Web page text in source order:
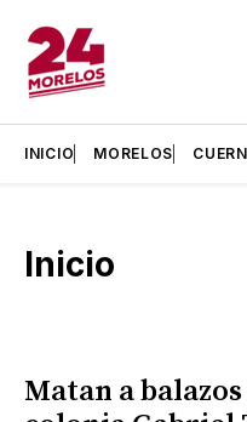
INICIO MORELOS
Inicio
Matan a